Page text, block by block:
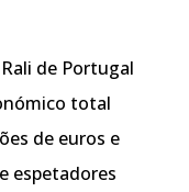
de Portugal
total
de euros e
espetadores